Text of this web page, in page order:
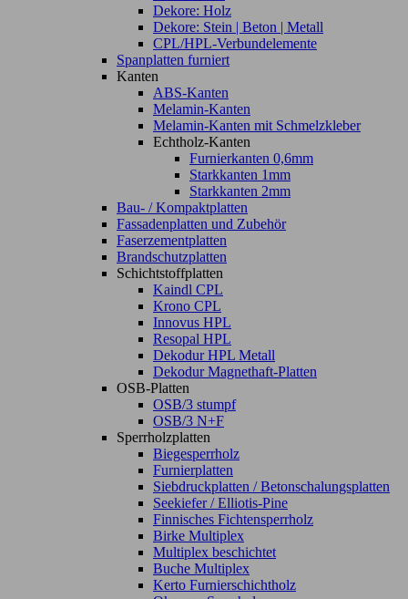
Dekore: Holz
Dekore: Stein | Beton | Metall
CPL/HPL-Verbundelemente
Spanplatten furniert
Kanten
ABS-Kanten
Melamin-Kanten
Melamin-Kanten mit Schmelzkleber
Echtholz-Kanten
Furnierkanten 0,6mm
Starkkanten 1mm
Starkkanten 2mm
Bau- / Kompaktplatten
Fassadenplatten und Zubehör
Faserzementplatten
Brandschutzplatten
Schichtstoffplatten
Kaindl CPL
Krono CPL
Innovus HPL
Resopal HPL
Dekodur HPL Metall
Dekodur Magnethaft-Platten
OSB-Platten
OSB/3 stumpf
OSB/3 N+F
Sperrholzplatten
Biegesperrholz
Furnierplatten
Siebdruckplatten / Betonschalungsplatten
Seekiefer / Elliotis-Pine
Finnisches Fichtensperrholz
Birke Multiplex
Multiplex beschichtet
Buche Multiplex
Kerto Furnierschichtholz